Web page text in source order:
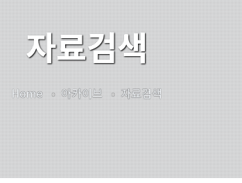
사회공헌형 교과목
사회공헌아카데미
SNU공헌단
찾아가는 멘토링
SNU멘토링
학생사회공헌단
샤눔상호문화공헌단
공헌단 소식
뉴스레터
언론보도
1:1 문의
지난
자료검색
Home 아카이브 자료검색